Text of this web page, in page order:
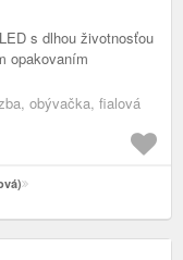
s dlhou životnosťou
opakovaním
obývačka, fialová